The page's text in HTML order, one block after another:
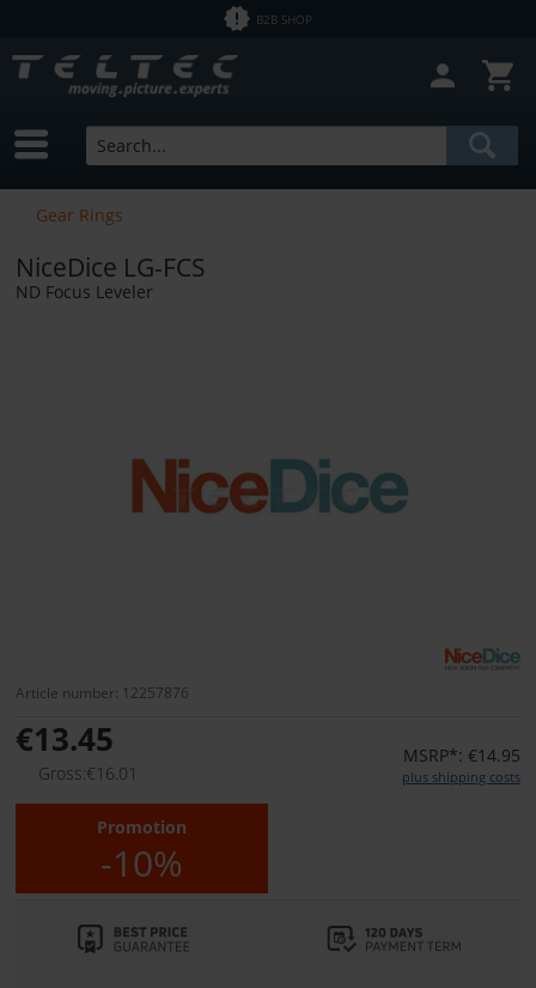
B2B SHOP
Gear Rings
NiceDice LG-FCS
ND Focus Leveler
Article number: 12257876
€13.45
Gross:€16.01
MSRP*: €14.95
plus shipping costs
Promotion
-10%